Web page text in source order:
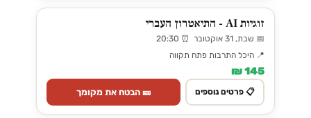
זוגיות AI - התיאטרון העברי
📅 שבת, 31 אוקטובר ⏰ 20:30
📍 היכל התרבות פתח תקווה
145 ₪
📋 פרטים נוספים 🎫 הבטח את מקומך